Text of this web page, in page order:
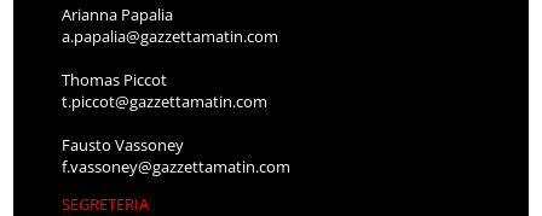
Arianna Papalia
a.papalia@gazzettamatin.com
Thomas Piccot
t.piccot@gazzettamatin.com
Fausto Vassoney
f.vassoney@gazzettamatin.com
SEGRETERIA